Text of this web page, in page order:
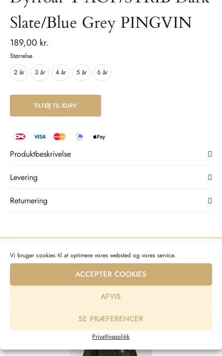
Vi bruger cookies til at optimere vores websted og vores service.
ACCEPTER COOKIES
AFVIS
SE PRÆFERENCER
Privatlivspolitik
Slate/Blue Grey PINGVIN
189,00 kr.
Størrelse
2 år
3 år 4 år 5 år 6 år
TILFØJ TIL KURV
Produktbeskrivelse
Levering
Returnering
Måske vil du også kunne lide...